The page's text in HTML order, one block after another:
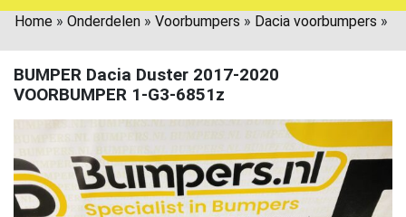
Home » Onderdelen » Voorbumpers » Dacia voorbumpers »
BUMPER Dacia Duster 2017-2020
VOORBUMPER 1-G3-6851z